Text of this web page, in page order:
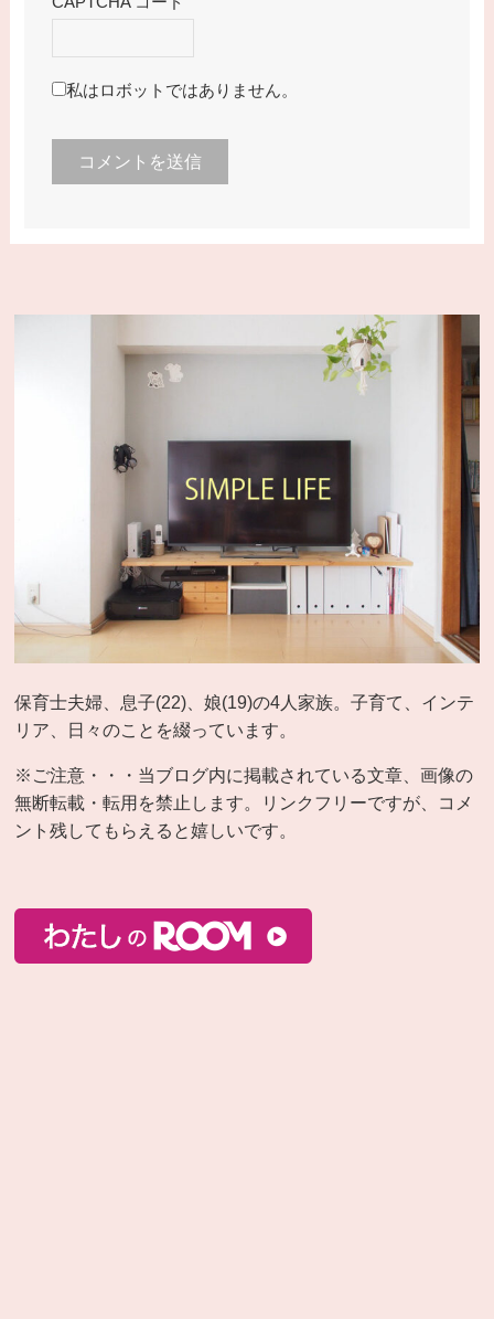
私はロボットではありません。
保育士夫婦、息子(22)、娘(19)の4人家族。子育て、インテ
リア、日々のことを綴っています。
※ご注意・・・当ブログ内に掲載されている文章、画像の
無断転載・転用を禁止します。リンクフリーですが、コメ
ント残してもらえると嬉しいです。